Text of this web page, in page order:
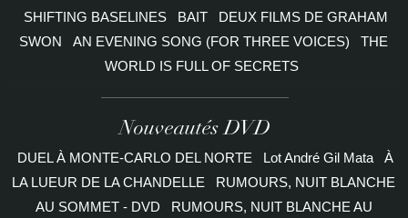
SHIFTING BASELINES BAIT
DEUX FILMS DE GRAHAM
SWON
AN EVENING SONG (FOR THREE VOICES)
THE
WORLD IS FULL OF SECRETS
Nouveautés DVD
DUEL À MONTE-CARLO DEL NORTE Lot André Gil Mata
À
LA LUEUR DE LA CHANDELLE
RUMOURS, NUIT BLANCHE
AU SOMMET - DVD
RUMOURS, NUIT BLANCHE AU